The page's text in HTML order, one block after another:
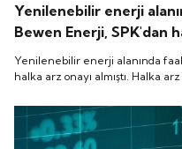
Yenilenebilir enerji
Bewen Enerji, SPK'dan
arz tarihi de belli oldu.
Yenilenebilir enerji alanında
halka arz onayı almıştı. Halka